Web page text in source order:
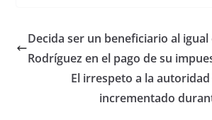
e
b
s
A
p
e
n
g
er
e
Decida ser un beneficiario al
Rodríguez en el pago de su
El irrespeto a la
incrementado